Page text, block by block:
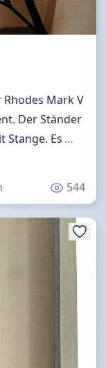
Rhodes Mark V
Der Ständer
Stange. Es …
544